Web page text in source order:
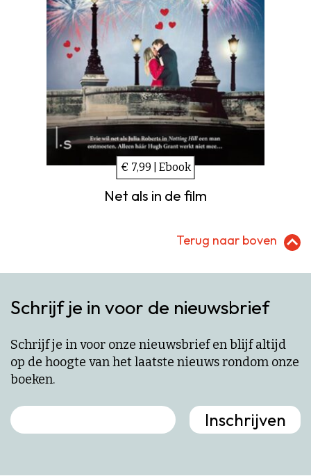
€ 7,99 | Ebook
Net als in de film
Terug naar boven
Schrijf je in voor de nieuwsbrief
Schrijf je in voor onze nieuwsbrief en blijf altijd
op de hoogte van het laatste nieuws rondom onze
boeken.